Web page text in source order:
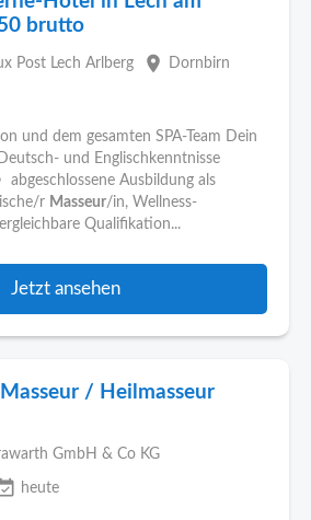
brutto
Post Lech Arlberg place Dornbirn
und dem gesamten SPA-Team Dein
und Englischkenntnisse
Ausbildung als
r Masseur/in, Wellness-
Qualifikation...
Jetzt ansehen
/ Heilmasseur
GmbH & Co KG
heute